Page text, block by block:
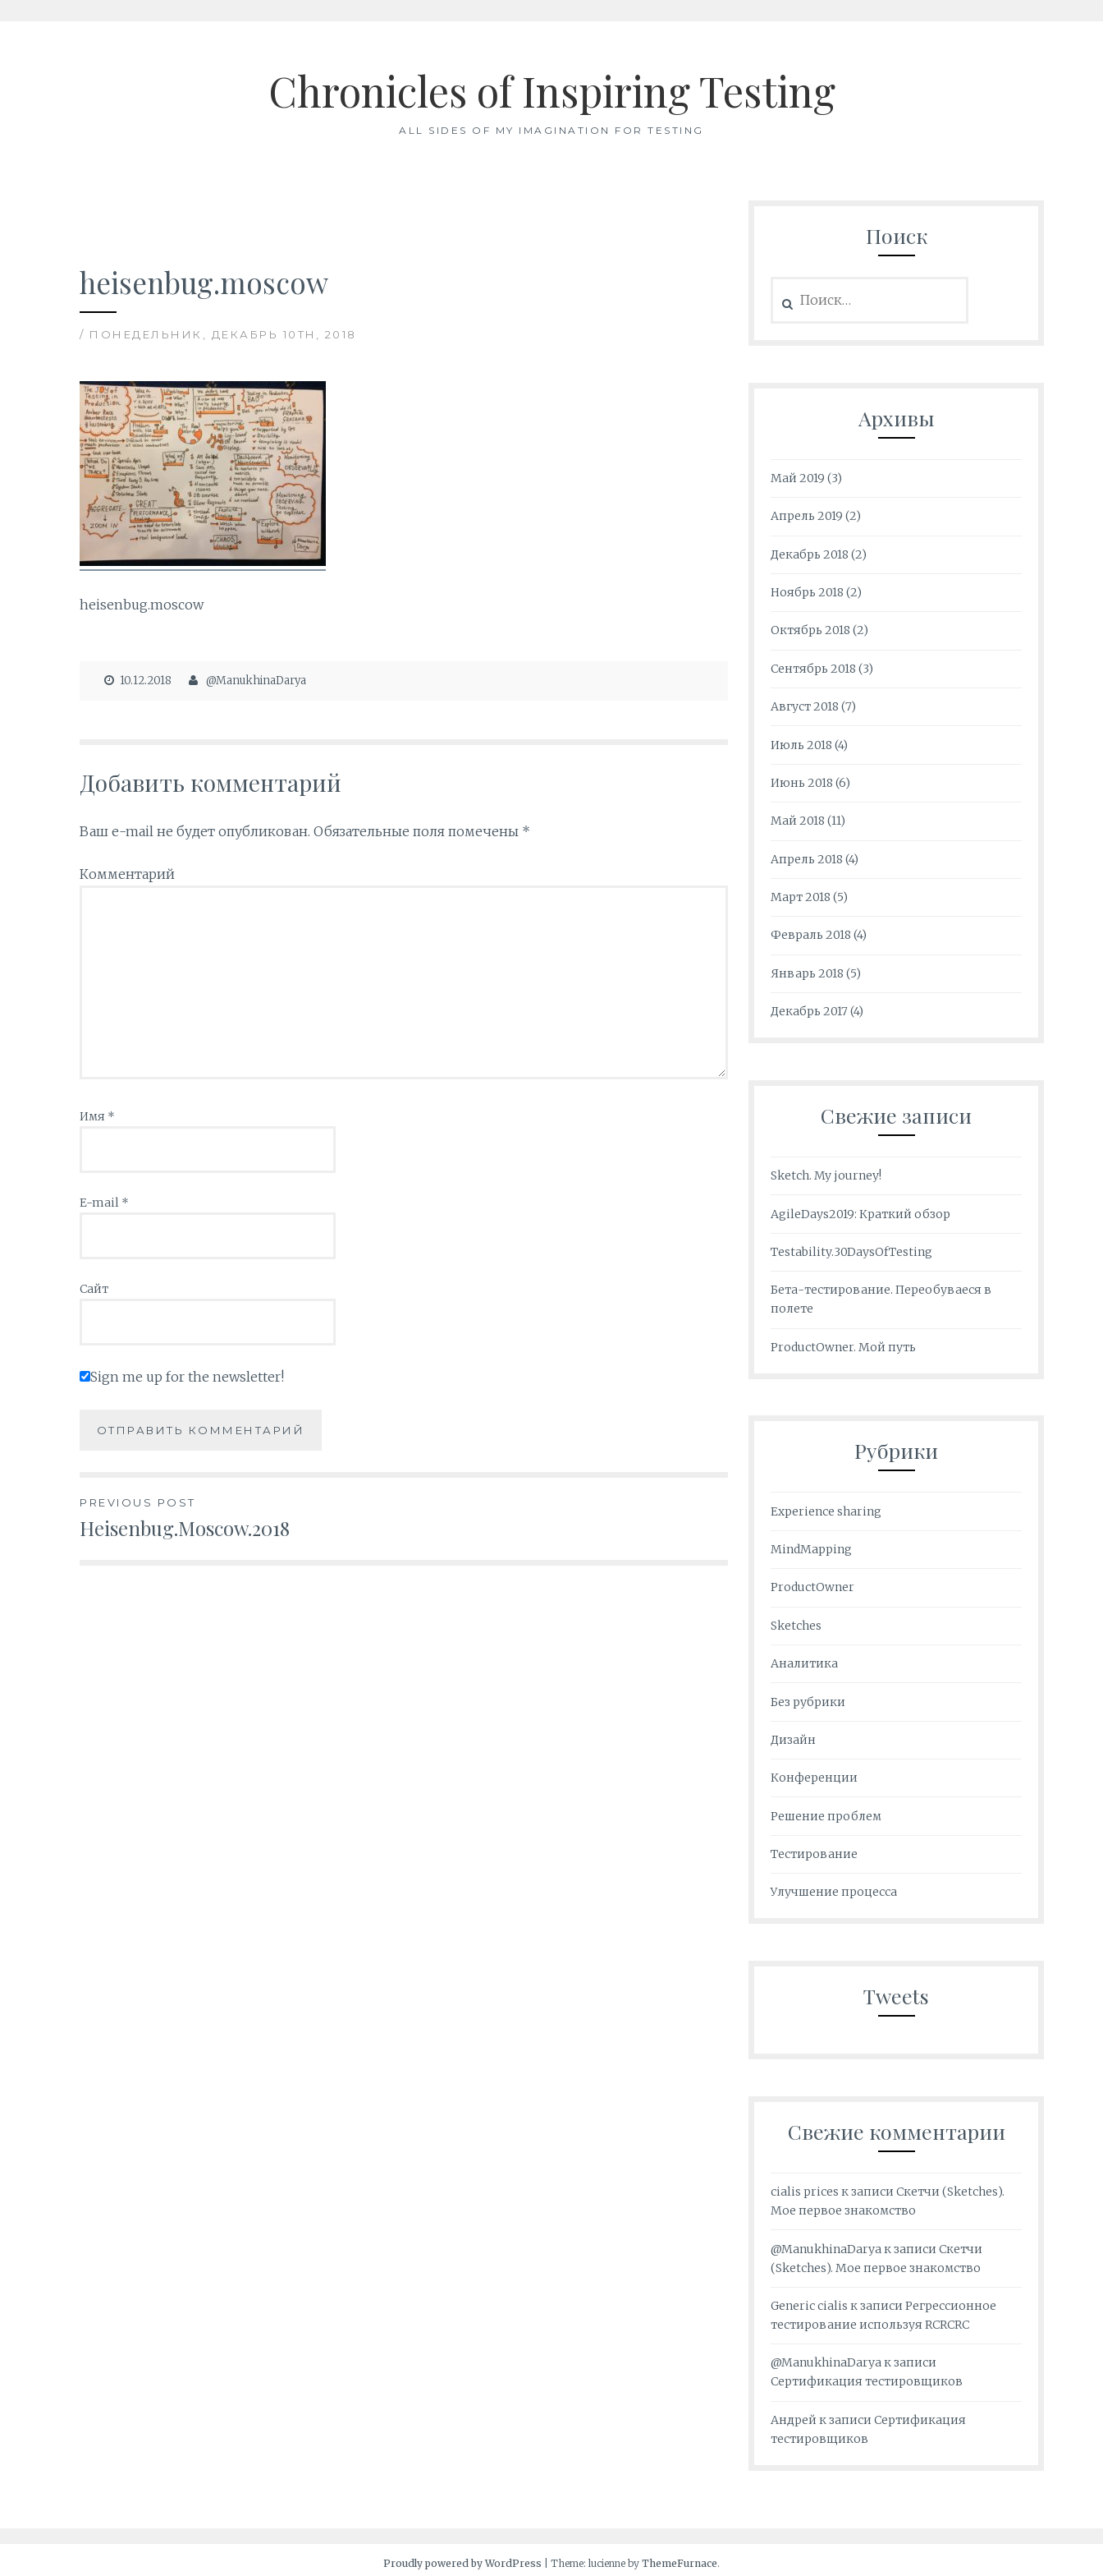
Chronicles of Inspiring Testing
ALL SIDES OF MY IMAGINATION FOR TESTING
heisenbug.moscow
/ ПОНЕДЕЛЬНИК, ДЕКАБРЬ 10TH, 2018
heisenbug.moscow
10.12.2018 @ManukhinaDarya
Добавить комментарий
Ваш e-mail не будет опубликован. Обязательные поля помечены *
Комментарий
Имя *
E-mail *
Сайт
Sign me up for the newsletter!
Навигация
PREVIOUS POST
Heisenbug.Moscow.2018
Поиск
Архивы
Май 2019 (3)
Апрель 2019 (2)
Декабрь 2018 (2)
Ноябрь 2018 (2)
Октябрь 2018 (2)
Сентябрь 2018 (3)
Август 2018 (7)
Июль 2018 (4)
Июнь 2018 (6)
Май 2018 (11)
Апрель 2018 (4)
Март 2018 (5)
Февраль 2018 (4)
Январь 2018 (5)
Декабрь 2017(4)
Свежие записи
Sketch. My journey!
AgileDays2019: Краткий обзор
Testability.30DaysOfTesting
Бета-тестирование. Переобуваеся в
полете
ProductOwner. Мой путь
Рубрики
Experience sharing
MindMapping
ProductOwner
Sketches
Аналитика
Без рубрики
Дизайн
Конференции
Решение проблем
Тестирование
Улучшение процесса
Tweets
Свежие комментарии
cialis prices к записи Скетчи (Sketches).
Мое первое знакомство
@ManukhinaDarya к записи Скетчи
(Sketches). Мое первое знакомство
Generic cialis к записи Регрессионное
тестирование используя RCRCRC
@ManukhinaDaryaк записи
Сертификация тестировщиков
Андрей к записи Сертификация
тестировщиков
Proudly powered by WordPress Theme: lucienne by ThemeFurnace.